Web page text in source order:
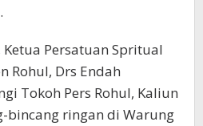
Persatuan Spritual
Rohul, Drs Endah
Tokoh Pers Rohul, Kaliun
bincang ringan di Warung